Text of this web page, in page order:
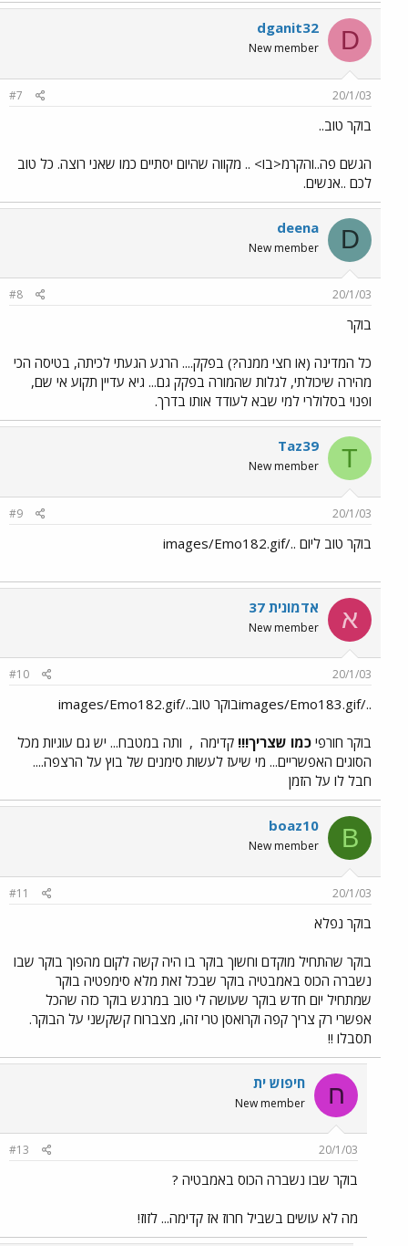
D
dganit32
New member
20/1/03
#7
בוקר טוב..
הגשם פה..והקרמ<בו> .. מקווה שהיום יסתיים כמו שאני רוצה. כל טוב
לכם ..אנשים.
D
deena
New member
20/1/03
#8
בוקר
כל המדינה (או חצי ממנה?) בפקק.... הרגע הגעתי לכיתה, בטיסה הכי
מהירה שיכולתי, לגלות שהמורה בפקק גם... גיא עדיין תקוע אי שם,
ופנוי בסלולרי למי שבא לעודד אותו בדרך.
T
Taz39
New member
20/1/03
#9
בוקר טוב ליום ../images/Emo182.gif
א אדמונית 37
New member
20/1/03
#10
../images/Emo183.gifבוקר טוב../images/Emo182.gif
בוקר חורפי כמו שצריך!!! קדימה , ותה במטבח... יש גם עוגיות מכל
הסוגים האפשריים... מי שיעז לעשות סימנים של בוץ על הרצפה....
חבל לו על הזמן
B
boaz10
New member
20/1/03
#11
בוקר נפלא
בוקר שהתחיל מוקדם וחשוך בוקר בו היה קשה לקום מהפוך בוקר שבו
נשברה הכוס באמבטיה בוקר שבכל זאת מלא סימפטיה בוקר
שמתחיל יום חדש בוקר שעושה לי טוב במרגש בוקר כזה שהכל
אפשרי רק צריך קפה וקרואסן טרי זהו, מצברוח קשקשני על הבוקר.
תסבלו !!
ח חיפוש ית
New member
20/1/03
#13
בוקר שבו נשברה הכוס באמבטיה ?
מה לא עושים בשביל חרוז אז קדימה... לזוז!